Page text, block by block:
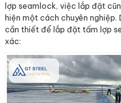
lợp seamlock, việc lắp đặt
hiện một cách chuyên
cần thiết để lắp đặt tấm lợp
xác: